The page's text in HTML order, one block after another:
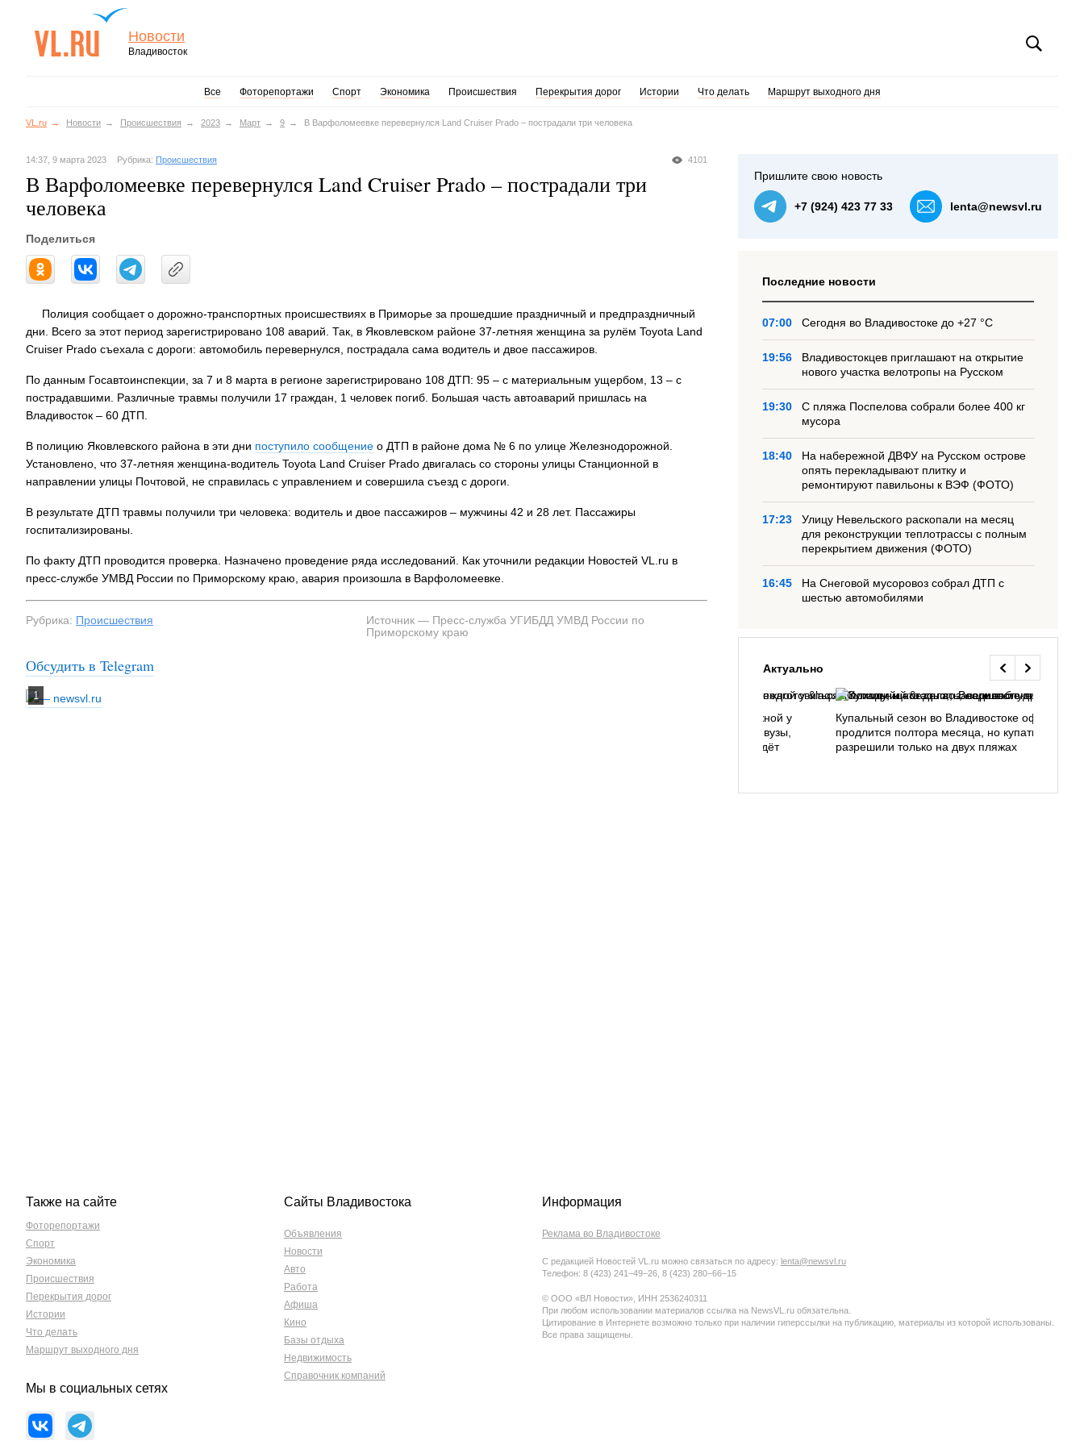
Новости
Владивосток
Все Фоторепортажи Спорт Экономика Происшествия Перекрытия дорог Истории Что делать Маршрут выходного дня
VL.ru Новости Происшествия 2023 Март 9 В Варфоломеевке перевернулся Land Cruiser Prado – пострадали три человека
4101
14:37, 9 марта 2023 Рубрика: Происшествия
В Варфоломеевке перевернулся Land Cruiser Prado – пострадали три
человека
Поделиться
Полиция сообщает о дорожно-транспортных происшествиях в Приморье за прошедшие праздничный и предпраздничный
дни. Всего за этот период зарегистрировано 108 аварий. Так, в Яковлевском районе 37-летняя женщина за рулём Toyota Land
Cruiser Prado съехала с дороги: автомобиль перевернулся, пострадала сама водитель и двое пассажиров.
По данным Госавтоинспекции, за 7 и 8 марта в регионе зарегистрировано 108 ДТП: 95 – с материальным ущербом, 13 – с
пострадавшими. Различные травмы получили 17 граждан, 1 человек погиб. Большая часть автоаварий пришлась на
Владивосток – 60 ДТП.
В полицию Яковлевского района в эти дни поступило сообщение о ДТП в районе дома № 6 по улице Железнодорожной.
Установлено, что 37-летняя женщина-водитель Toyota Land Cruiser Prado двигалась со стороны улицы Станционной в
направлении улицы Почтовой, не справилась с управлением и совершила съезд с дороги.
В результате ДТП травмы получили три человека: водитель и двое пассажиров – мужчины 42 и 28 лет. Пассажиры
госпитализированы.
По факту ДТП проводится проверка. Назначено проведение ряда исследований. Как уточнили редакции Новостей VL.ru в
пресс-службе УМВД России по Приморскому краю, авария произошла в Варфоломеевке.
Рубрика: Происшествия
Источник — Пресс-служба УГИБДД УМВД России по
Приморскому краю
Обсудить в Telegram
Пришлите свою новость
+7 (924) 423 77 33 lenta@newsvl.ru
Последние новости
07:00 Сегодня во Владивостоке до +27 °С
19:56
Владивостокцев приглашают на открытие
нового участка велотропы на Русском
19:30
С пляжа Поспелова собрали более 400 кг
мусора
18:40
На набережной ДВФУ на Русском острове
опять перекладывают плитку и
ремонтируют павильоны к ВЭФ (ФОТО)
17:23
Улицу Невельского раскопали на месяц
для реконструкции теплотрассы с полным
перекрытием движения (ФОТО)
16:45
На Снеговой мусоровоз собрал ДТП с
шестью автомобилями
Актуально
Ограничения ВЭФ, открытие набережной у
«Олимпийца», завершение приёма в вузы,
продление гаражной амнистии: что ждёт
Купальный сезон во Владивостоке
продлится полтора месяца, но купаться
разрешили только на двух пляжах
Также на сайте
Фоторепортажи
Спорт
Экономика
Происшествия
Перекрытия дорог
Истории
Что делать
Маршрут выходного дня
Мы в социальных сетях
Сайты Владивостока
Объявления
Новости
Авто
Работа
Афиша
Кино
Базы отдыха
Недвижимость
Справочник компаний
Информация
Реклама во Владивостоке
С редакцией Новостей VL.ru можно связаться по адресу: lenta@newsvl.ru
Телефон: 8 (423) 241−49−26, 8 (423) 280−66−15
© ООО «ВЛ Новости», ИНН 2536240311
При любом использовании материалов ссылка на NewsVL.ru обязательна.
Цитирование в Интернете возможно только при наличии гиперссылки на публикацию, материалы из которой использованы.
Все права защищены.